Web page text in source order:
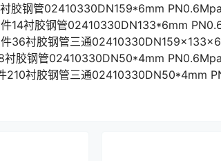
胶钢管02410330DN159*6mm
14衬胶钢管02410330DN133*6mm
36衬胶钢管三通
胶钢管02410330DN50*4mm
衬胶钢管三通02410330DN50*4mm